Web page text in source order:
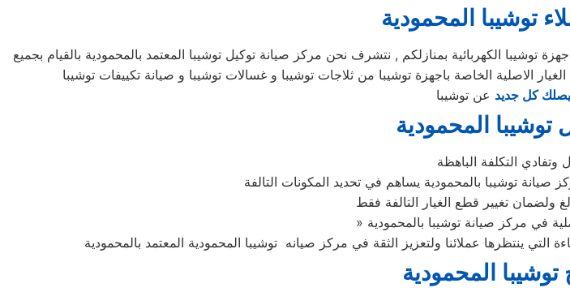
توشيبا المحمودية
توشيبا الكهربائية بمنازلكم , نتشرف نحن مركز صيانة توكيل توشيبا المعتمد بالمحمودية بالقيام بجميع
الاصلية الخاصة باجهزة توشيبا من ثلاجات توشيبا و غسالات توشيبا و صيانة تكييفات توشيبا
كل جديد عن توشيبا
توشيبا المحمودية
وتفادي التكلفة الباهظة
صيانة توشيبا بالمحمودية يساهم في تحديد المكونات التالفة
ولضمان تغيير قطع الغيار التالفة فقط
المحمودية